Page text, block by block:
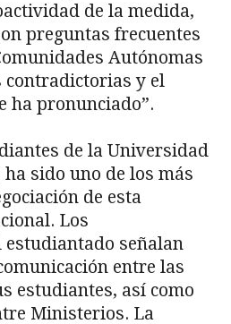
de la medida,
preguntas frecuentes
Autónomas
contradictorias y el
ha pronunciado”.
de la Universidad
ha sido uno de los más
de esta
Los
señalan
entre las
estudiantes, así como
Ministerios. La